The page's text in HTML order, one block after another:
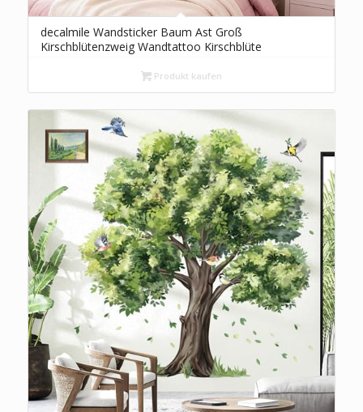
decalmile Wandsticker Baum Ast Groß
Kirschblütenzweig Wandtattoo Kirschblüte
Schlafzimmer Wohnzimmer Sofa Hintergrund
Wanddeko
Produkt kaufen